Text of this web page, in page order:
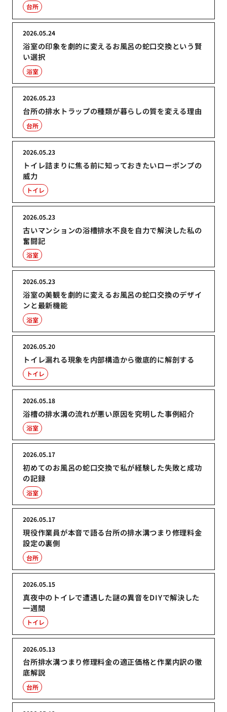
台所
浴室の印象を劇的に変えるお風呂の蛇口交換という賢
い選択
2026.05.24
浴室
台所の排水トラップの種類が暮らしの質を変える理由
2026.05.23
台所
トイレ詰まりに焦る前に知っておきたいローポンプの
威力
2026.05.23
トイレ
古いマンションの浴槽排水不良を自力で解決した私の
奮闘記
2026.05.23
浴室
浴室の美観を劇的に変えるお風呂の蛇口交換のデザイ
ンと最新機能
2026.05.23
浴室
トイレ漏れる現象を内部構造から徹底的に解剖する
2026.05.20
トイレ
浴槽の排水溝の流れが悪い原因を究明した事例紹介
2026.05.18
浴室
初めてのお風呂の蛇口交換で私が経験した失敗と成功
の記録
2026.05.17
浴室
現役作業員が本音で語る台所の排水溝つまり修理料金
設定の裏側
2026.05.17
台所
真夜中のトイレで遭遇した謎の異音をDIYで解決した
一週間
2026.05.15
トイレ
台所排水溝つまり修理料金の適正価格と作業内訳の徹
底解説
2026.05.13
台所